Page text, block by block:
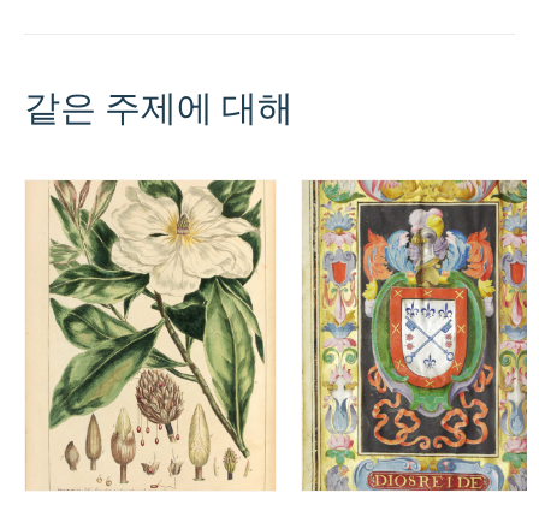
같은 주제에 대해